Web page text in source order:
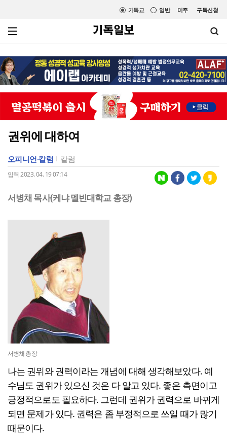
미주 구독신청
일반
기독교
권위에 대하여
오피니언·칼럼 칼럼
입력 2023. 04. 19 07:14
서병채 목사(케냐 멜빈대학교 총장)
서병채 총장
나는 권위와 권력이라는 개념에 대해 생각해보았다. 예
수님도 권위가 있으신 것은 다 알고 있다. 좋은 측면이고
긍정적으로도 필요하다. 그런데 권위가 권력으로 바뀌게
되면 문제가 있다. 권력은 좀 부정적으로 쓰일 때가 많기
때문이다.